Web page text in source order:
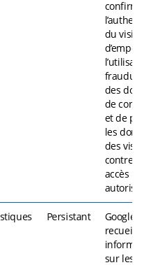
confirmer
du visiteur,
d’empêcher
l’utilisation
des
de
et de
les
des
contre tout
accès non
autorisé.
Persistant
Google
recueille
sur les